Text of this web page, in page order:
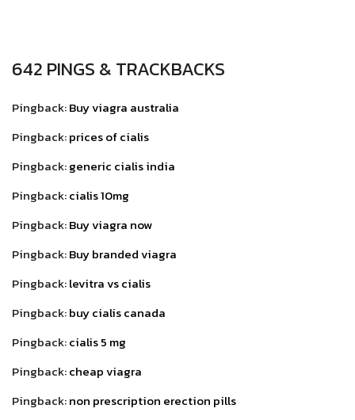
642 PINGS & TRACKBACKS
Pingback:Buy viagra australia
Pingback:prices of cialis
Pingback:generic cialis india
Pingback:cialis 10mg
Pingback:Buy viagra now
Pingback:Buy branded viagra
Pingback:levitra vs cialis
Pingback:buy cialis canada
Pingback:cialis 5 mg
Pingback:cheap viagra
Pingback:non prescription erection pills